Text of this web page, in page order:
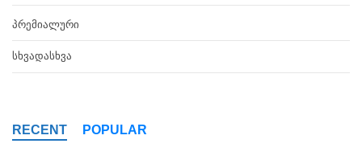
ᲞᲠᲔᲛᲘᲐᲚᲣᲠᲘ
ᲡᲮᲕᲐᲓᲐᲡᲮᲕᲐ
RECENT POPULAR